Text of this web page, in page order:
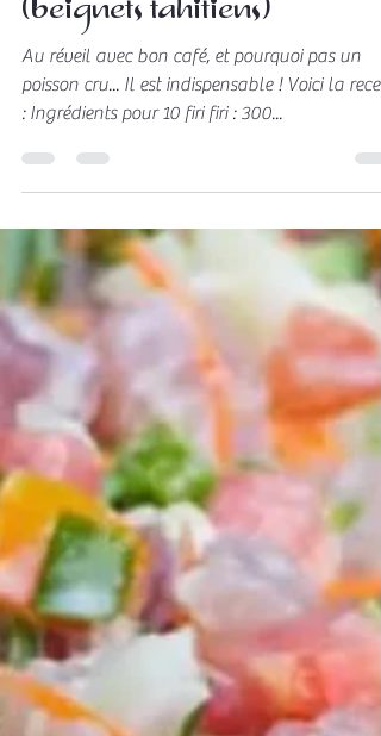
Firi firi au lait de coco
(beignets tahitiens)
Au réveil avec bon café, et pourquoi pas un
: Ingrédients pour 10 firi firi : 300...